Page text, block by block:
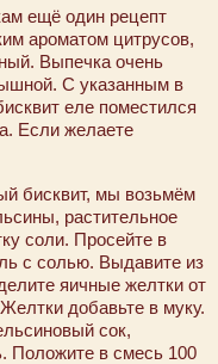
ещё один рецепт
ароматом цитрусов,
Выпечка очень
С указанным в
еле поместился
Если желаете
бисквит, мы возьмём
растительное
соли. Просейте в
с солью. Выдавите из
яичные желтки от
добавьте в муку.
сок,
Положите в смесь 100